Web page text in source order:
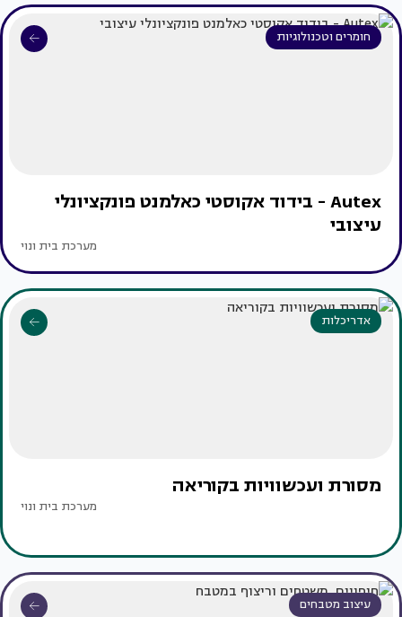
חומרים וטכנולוגיות
Autex - בידוד אקוסטי כאלמנט פונקציונלי
עיצובי
מערכת בית ונוי
אדריכלות
מסורת ועכשוויות בקוריאה
מערכת בית ונוי
עיצוב מטבחים